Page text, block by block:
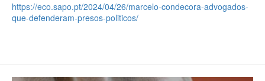
https://eco.sapo.pt/2024/04/26/marcelo-condecora-advogados-
que-defenderam-presos-politicos/